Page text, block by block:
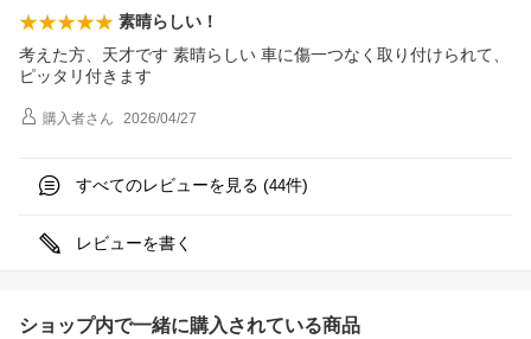
素晴らしい！
考えた方、天才です 素晴らしい 車に傷一つなく取り付けられて、
ピッタリ付きます
購入者さん 2026/04/27
すべてのレビューを見る (44件)
レビューを書く
ショップ内で一緒に購入されている商品